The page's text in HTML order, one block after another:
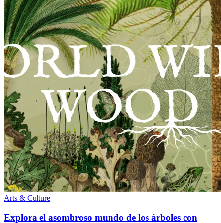
Arts & Culture
Explora el asombroso mundo de los árboles con